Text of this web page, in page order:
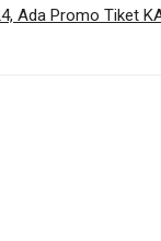
Ada Promo Tiket